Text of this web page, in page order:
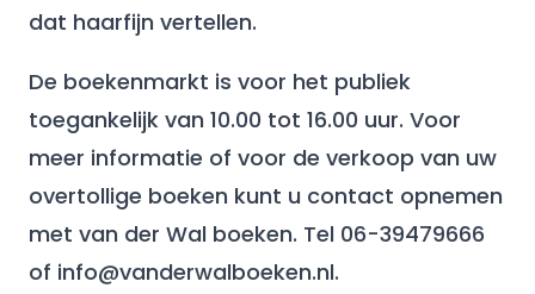
dat haarfijn vertellen.
De boekenmarkt is voor het publiek
toegankelijk van 10.00 tot 16.00 uur. Voor
meer informatie of voor de verkoop van uw
overtollige boeken kunt u contact opnemen
met van der Wal boeken. Tel 06-39479666
of info@vanderwalboeken.nl.